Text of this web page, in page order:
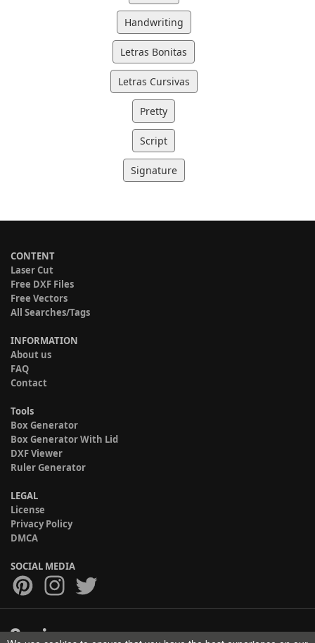
Handwriting
Letras Bonitas
Letras Cursivas
Pretty
Script
Signature
CONTENT
Laser Cut
Free DXF Files
Free Vectors
All Searches/Tags
INFORMATION
About us
FAQ
Contact
Tools
Box Generator
Box Generator With Lid
DXF Viewer
Ruler Generator
LEGAL
License
Privacy Policy
DMCA
SOCIAL MEDIA